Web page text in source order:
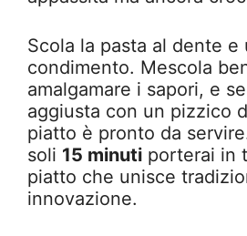
Scola la pasta al dente e
condimento. Mescola
amalgamare i sapori, e
aggiusta con un pizzico
piatto è pronto da
soli 15 minuti porterai in
piatto che unisce
innovazione.